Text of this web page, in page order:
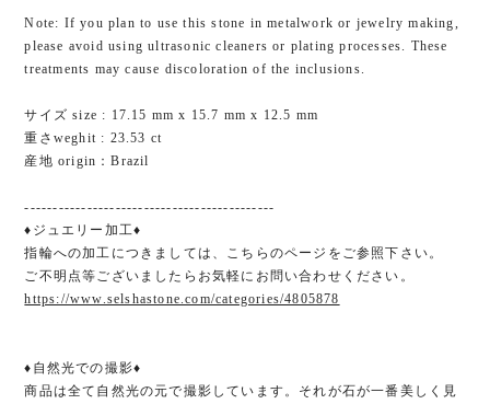
Note: If you plan to use this stone in metalwork or jewelry making,
please avoid using ultrasonic cleaners or plating processes. These
treatments may cause discoloration of the inclusions.
サイズ size : 17.15 mm x 15.7 mm x 12.5 mm
重さweghit : 23.53 ct
産地 origin：Brazil
--------------------------------------------
♦ジュエリー加工♦
指輪への加工につきましては、こちらのページをご参照下さい。
ご不明点等ございましたらお気軽にお問い合わせください。
https://www.selshastone.com/categories/4805878
♦︎自然光での撮影♦︎
商品は全て自然光の元で撮影しています。それが石が一番美しく見